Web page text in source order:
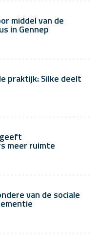
middel van de
in Gennep
praktijk: Silke deelt
meer ruimte
van de sociale